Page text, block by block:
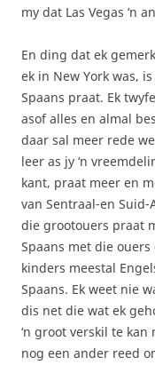
my dat Las Vegas ‘n
En ding dat ek
ek in New York was,
Spaans praat. Ek
asof alles en almal
daar sal meer rede
leer as jy ‘n
kant, praat meer en
van Sentraal-en
die grootouers praat
Spaans met die
kinders meestal
Spaans. Ek weet nie
dis net die wat ek
‘n groot verskil te kan
nog een ander reed